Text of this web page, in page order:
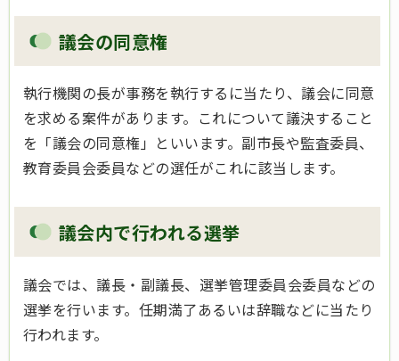
議会の同意権
執行機関の長が事務を執行するに当たり、議会に同意
を求める案件があります。これについて議決すること
を「議会の同意権」といいます。副市長や監査委員、
教育委員会委員などの選任がこれに該当します。
議会内で行われる選挙
議会では、議長・副議長、選挙管理委員会委員などの
選挙を行います。任期満了あるいは辞職などに当たり
行われます。